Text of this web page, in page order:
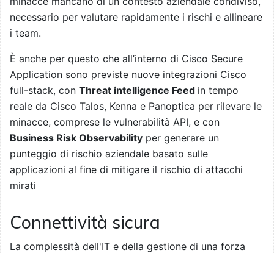
necessario per valutare rapidamente i rischi e allineare
i team.
È anche per questo che all’interno di Cisco Secure
Application sono previste nuove integrazioni Cisco
full-stack, con Threat intelligence Feed in tempo
reale da Cisco Talos, Kenna e Panoptica per rilevare le
minacce, comprese le vulnerabilità API, e con
Business Risk Observability per generare un
punteggio di rischio aziendale basato sulle
applicazioni al fine di mitigare il rischio di attacchi
mirati
Connettività sicura
La complessità dell'IT e della gestione di una forza